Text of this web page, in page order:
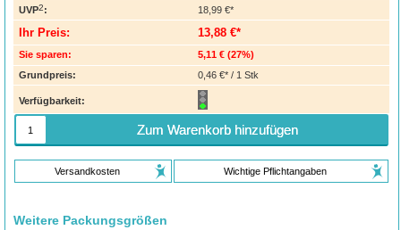
UVP2: 18,99 €*
Ihr Preis: 13,88 €*
Sie sparen: 5,11 € (27%)
Grundpreis:
0,46 €* / 1 Stk
Verfügbarkeit:
Zum Warenkorb hinzufügen
Versandkosten Wichtige Pflichtangaben
Weitere Packungsgrößen